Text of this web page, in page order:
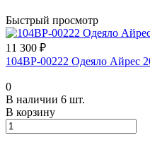
Быстрый просмотр
11 300 ₽
104BP-00222 Одеяло Айрес
0
В наличии 6 шт.
В корзину